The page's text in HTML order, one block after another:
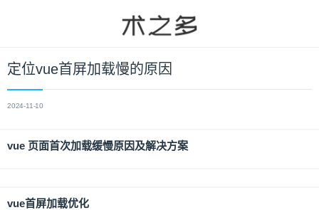
定位vue首屏加载慢的原因
2024-11-10
vue 页面首次加载缓慢原因及解决方案
vue首屏加载优化